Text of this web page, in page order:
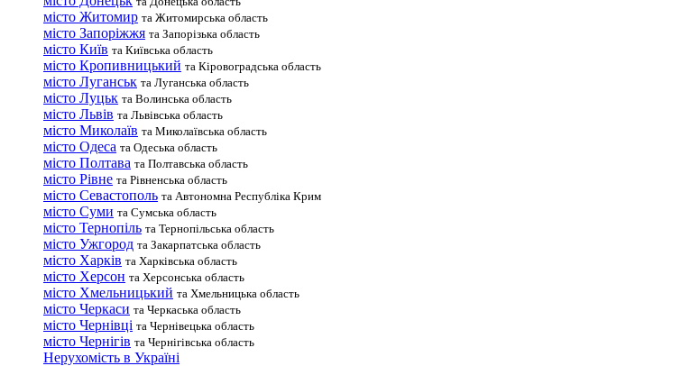
місто Житомир та Житомирська область
місто Запоріжжя та Запорізька область
місто Київ та Київська область
місто Кропивницький та Кіровоградська область
місто Луганськ та Луганська область
місто Луцьк та Волинська область
місто Львів та Львівська область
місто Миколаїв та Миколаївська область
місто Одеса та Одеська область
місто Полтава та Полтавська область
місто Рівне та Рівненська область
місто Севастополь та Автономна Республіка Крим
місто Суми та Сумська область
місто Тернопіль та Тернопільська область
місто Ужгород та Закарпатська область
місто Харків та Харківська область
місто Херсон та Херсонська область
місто Хмельницький та Хмельницька область
місто Черкаси та Черкаська область
місто Чернівці та Чернівецька область
місто Чернігів та Чернігівська область
Нерухомість в Україні